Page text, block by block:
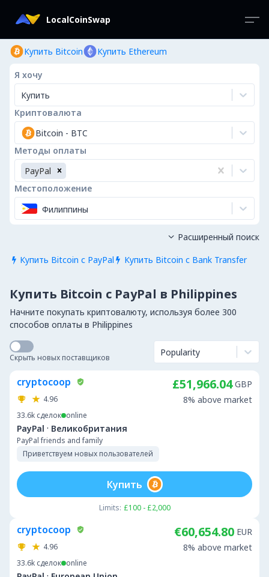
LocalCoinSwap
Купить Bitcoin Купить Ethereum
Я хочу
Купить
Криптовалюта
Bitcoin - BTC
Методы оплаты
PayPal
Местоположение
Филиппины
 Купить Bitcoin с PayPal  Купить Bitcoin с Bank Transfer
 Расширенный поиск
Купить Bitcoin с PayPal в Philippines
Начните покупать криптовалюту, используя более 300
способов оплаты в Philippines
Скрыть новых поставщиков Popularity
cryptocoop
4.96
33.6k сделок online
PayPal · Великобритания
PayPal friends and family
Приветствуем новых пользователей
£51,966.04 GBP
8% above market
Limits: £100 - £2,000
Купить
cryptocoop
4.96
33.6k сделок online
€60,654.80 EUR
8% above market